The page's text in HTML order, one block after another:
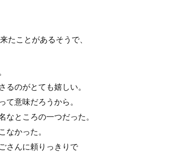
たことがあるそうで、
のがとても嬉しい。
て意味だろうから。
ところの一つだった。
なかった。
さんに頼りっきりで